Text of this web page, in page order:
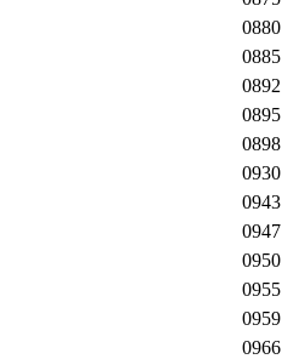
0880
0885
0892
0895
0898
0930
0943
0947
0950
0955
0959
0966